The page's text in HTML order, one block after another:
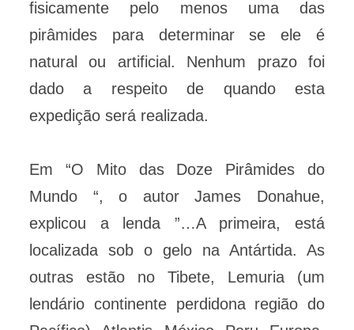
fisicamente pelo menos uma das
pirâmides para determinar se ele é
natural ou artificial. Nenhum prazo foi
dado a respeito de quando esta
expedição será realizada.
Em “O Mito das Doze Pirâmides do
Mundo “, o autor James Donahue,
explicou a lenda ”…A primeira, está
localizada sob o gelo na Antártida. As
outras estão no Tibete, Lemuria (um
lendário continente perdidona região do